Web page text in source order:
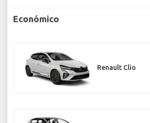
Económico
Renault Clio